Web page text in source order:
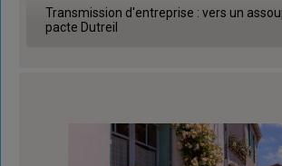
Transmission d'entreprise : vers un
pacte Dutreil